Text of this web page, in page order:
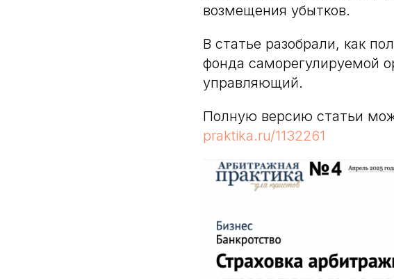
возмещения убытков.
В статье разобрали, как
фонда саморегулируемой
управляющий.
Полную версию статьи
praktika.ru/1132261